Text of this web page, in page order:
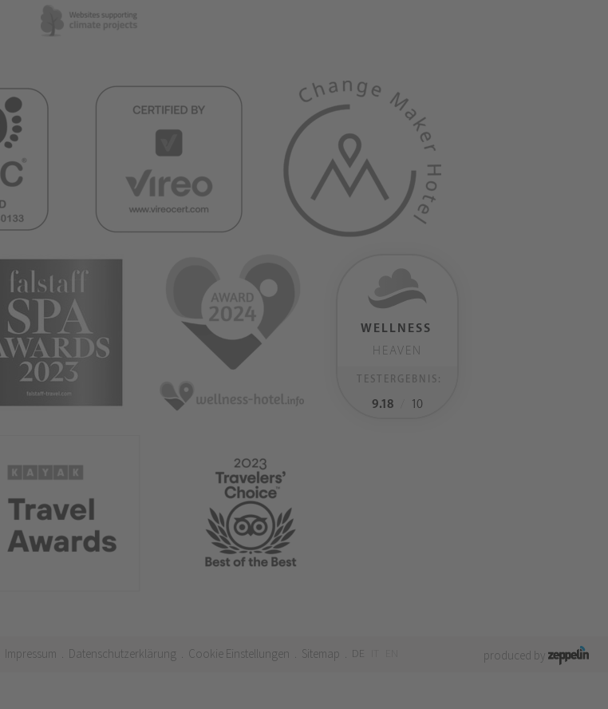
WELLNESS
HEAVEN
TESTERGEBNIS:
9.18 10
Impressum . Datenschutzerklärung . Cookie Einstellungen . Sitemap . DE produced by